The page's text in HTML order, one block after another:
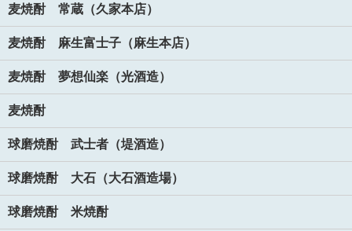
麦焼酎 常蔵（久家本店）
麦焼酎 麻生富士子（麻生本店）
麦焼酎 夢想仙楽（光酒造）
麦焼酎
球磨焼酎 武士者（堤酒造）
球磨焼酎 大石（大石酒造場）
球磨焼酎 米焼酎